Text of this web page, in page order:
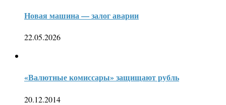
Новая машина — залог аварии
22.05.2026
«Валютные комиссары» защищают рубль
20.12.2014